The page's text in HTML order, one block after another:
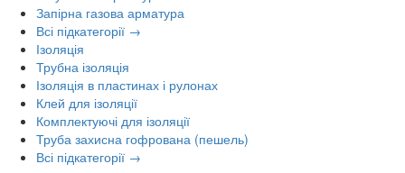
Запірна газова арматура
Всі підкатегорії →
Ізоляція
Трубна ізоляція
Ізоляція в пластинах і рулонах
Клей для ізоляції
Комплектуючі для ізоляції
Труба захисна гофрована (пешель)
Всі підкатегорії →